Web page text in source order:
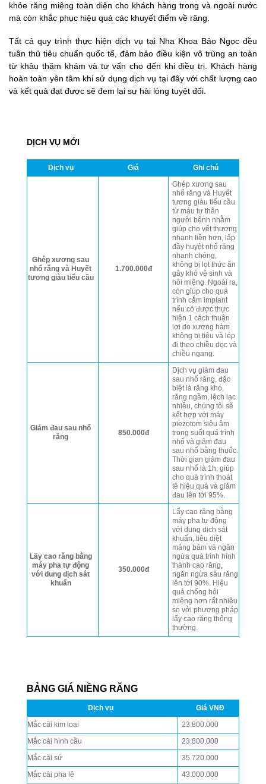
khỏe răng miệng toàn diện cho khách hàng trong và ngoài nước
mà còn khắc phục hiệu quả các khuyết điểm về răng.
Tất cả quy trình thực hiện dịch vụ tại Nha Khoa Bảo Ngọc đều
tuân thủ tiêu chuẩn quốc tế, đảm bảo điều kiện vô trùng an toàn
từ khâu thăm khám và tư vấn cho đến khi điều trị. Khách hàng
hoàn toàn yên tâm khi sử dụng dịch vụ tại đây với chất lượng cao
và kết quả đạt được sẽ đem lại sự hài lòng tuyệt đối.
DỊCH VỤ MỚI
Dịch vụ Giá Ghi chú
Ghép xương sau
nhổ răng và Huyết
tương giàu tiểu cầu
1.700.000đ
Ghép xương sau
nhổ răng và Huyết
tương giàu tiểu cầu
từ máu tự thân
người bệnh nhằm
giúp cho vết thương
nhanh liền hơn, lấp
đầy huyệt nhổ răng
nhanh chóng,
không bị lọt thức ăn
gây khó vệ sinh và
hôi miệng. Ngoài ra,
còn giúp cho quá
trình cắm implant
nếu có được thực
hiện 1 cách thuận
lợi do xương hàm
không bị tiêu và lép
đi theo chiều dọc và
chiều ngang.
Giảm đau sau nhổ
răng
850.000đ
Dịch vụ giảm đau
sau nhổ răng, đặc
biệt là răng khó,
răng ngầm, lệch lạc
nhiều, chúng tôi sẽ
kết hợp với máy
piezotom siêu âm
trong suốt quá trình
nhổ và giảm đau
sau nhổ bằng thuốc.
Thời gian giảm đau
sau nhổ là 1h, giúp
cho quá trình thoát
tê hiệu quả và giảm
đau lên tới 95%.
Lấy cao răng bằng
máy pha tự động
với dung dịch sát
khuẩn
350.000đ
Lấy cao răng bằng
máy pha tự động
với dung dịch sát
khuẩn, tiêu diệt
mảng bám và ngăn
ngừa quá trình hình
thành cao răng,
ngăn ngừa sâu răng
lên tới 90%. Hiệu
quả chống hôi
miệng hơn rất nhiều
so với phương pháp
lấy cao răng thông
thường.
BẢNG GIÁ NIỀNG RĂNG
Dịch vụ
Giá VNĐ
Mắc cài kim loại
23.800.000
Mắc cài hình cầu
23.800.000
Mắc cài sứ
35.720.000
Mắc cài pha lê
43.000.000